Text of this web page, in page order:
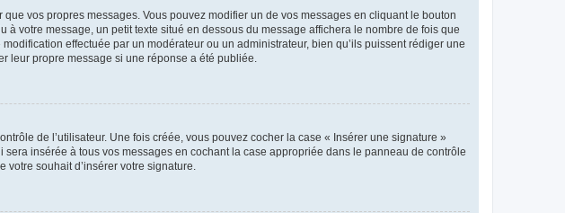
vos propres messages. Vous pouvez modifier un de vos messages en cliquant le bouton
votre message, un petit texte situé en dessous du message affichera le nombre de fois que
effectuée par un modérateur ou un administrateur, bien qu’ils puissent rédiger une
leur propre message si une réponse a été publiée.
de l’utilisateur. Une fois créée, vous pouvez cocher la case « Insérer une signature »
insérée à tous vos messages en cochant la case appropriée dans le panneau de contrôle
souhait d’insérer votre signature.